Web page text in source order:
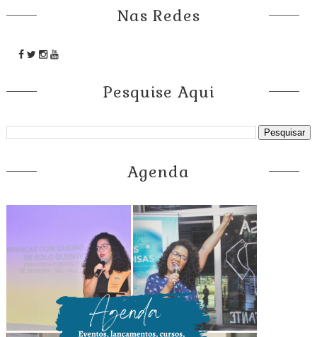
Nas Redes
Pesquise Aqui
Agenda